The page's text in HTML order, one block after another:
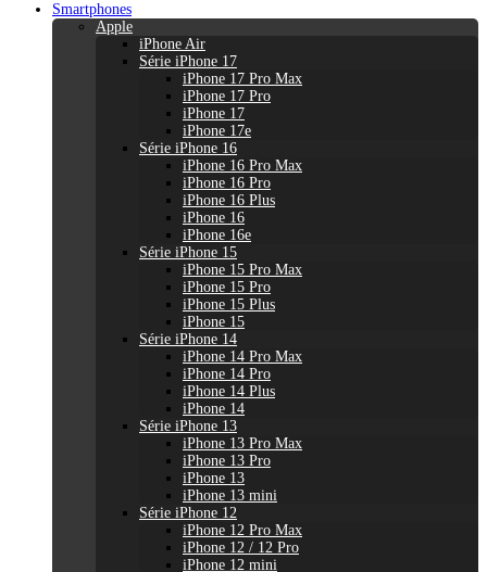
Smartphones
Apple
iPhone Air
Série iPhone 17
iPhone 17 Pro Max
iPhone 17 Pro
iPhone 17
iPhone 17e
Série iPhone 16
iPhone 16 Pro Max
iPhone 16 Pro
iPhone 16 Plus
iPhone 16
iPhone 16e
Série iPhone 15
iPhone 15 Pro Max
iPhone 15 Pro
iPhone 15 Plus
iPhone 15
Série iPhone 14
iPhone 14 Pro Max
iPhone 14 Pro
iPhone 14 Plus
iPhone 14
Série iPhone 13
iPhone 13 Pro Max
iPhone 13 Pro
iPhone 13
iPhone 13 mini
Série iPhone 12
iPhone 12 Pro Max
iPhone 12 / 12 Pro
iPhone 12 mini